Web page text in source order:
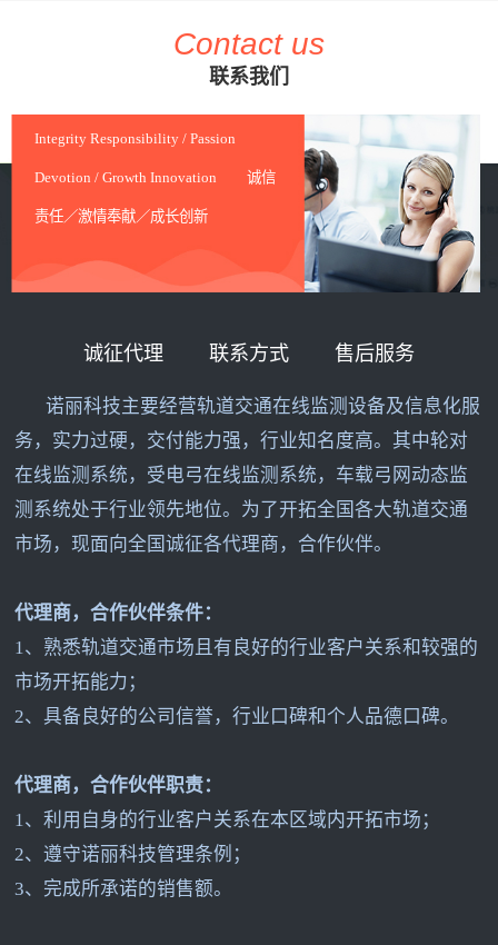
Contact us
联系我们
Integrity Responsibility / Passion
Devotion / Growth Innovation 诚信
责任／激情奉献／成长创新
诚征代理 联系方式 售后服务
诺丽科技主要经营轨道交通在线监测设备及信息化服
务，实力过硬，交付能力强，行业知名度高。其中轮对
在线监测系统，受电弓在线监测系统，车载弓网动态监
测系统处于行业领先地位。为了开拓全国各大轨道交通
市场，现面向全国诚征各代理商，合作伙伴。
代理商，合作伙伴条件：
1、熟悉轨道交通市场且有良好的行业客户关系和较强的
市场开拓能力；
2、具备良好的公司信誉，行业口碑和个人品德口碑。
代理商，合作伙伴职责：
1、利用自身的行业客户关系在本区域内开拓市场；
2、遵守诺丽科技管理条例；
3、完成所承诺的销售额。